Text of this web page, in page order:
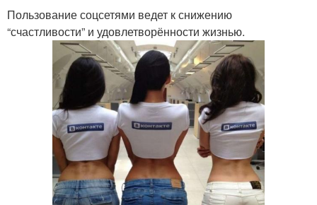
Пользование соцсетями ведет к снижению
“счастливости” и удовлетворённости жизнью.